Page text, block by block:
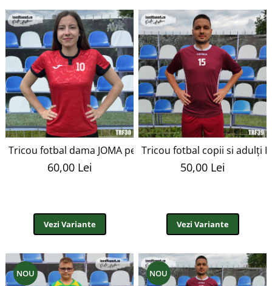
Tricou fotbal dama JOMA personalizabil TRF30
60,00 Lei
Vezi Variante
Tricou fotbal copii si adulți
50,00 Lei
Vezi Variante
NOU NOU